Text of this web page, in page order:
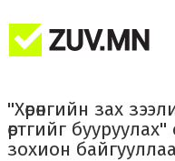
"Хөрөнгийн зах
өртгийг
зохион байгууллаа